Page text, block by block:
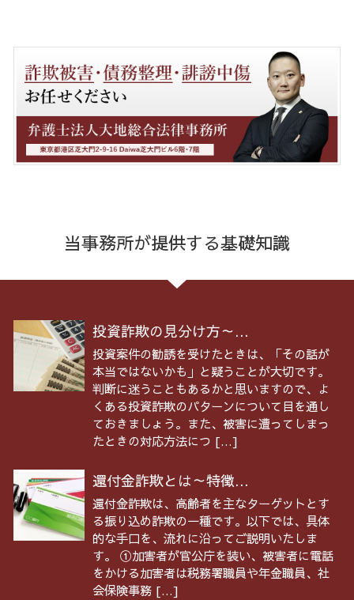
当事務所が提供する基礎知識
投資詐欺の見分け方～...
投資案件の勧誘を受けたときは、「その話が
本当ではないかも」と疑うことが大切です。
判断に迷うこともあるかと思いますので、よ
くある投資詐欺のパターンについて目を通し
ておきましょう。また、被害に遭ってしまっ
たときの対応方法につ […]
還付金詐欺とは～特徴...
還付金詐欺は、高齢者を主なターゲットとす
る振り込め詐欺の一種です。以下では、具体
的な手口を、流れに沿ってご説明いたしま
す。 ①加害者が官公庁を装い、被害者に電話
をかける加害者は税務署職員や年金職員、社
会保険事務 […]